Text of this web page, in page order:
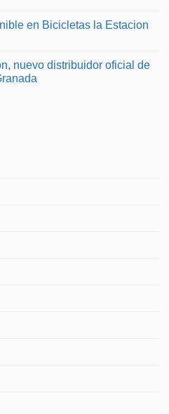
en Bicicletas la Estacion
nuevo distribuidor oficial de